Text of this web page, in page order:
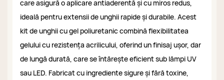
care asigură o aplicare antiaderentă și cu miros redus,
ideală pentru extensii de unghii rapide și durabile. Acest
kit de unghii cu gel poliuretanic combină flexibilitatea
gelului cu rezistența acrilicului, oferind un finisaj ușor, dar
de lungă durată, care se întărește eficient sub lămpi UV
sau LED. Fabricat cu ingrediente sigure și fără toxine,